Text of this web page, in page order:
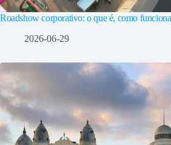
Roadshow corporativo: o que é, como
2026-06-29